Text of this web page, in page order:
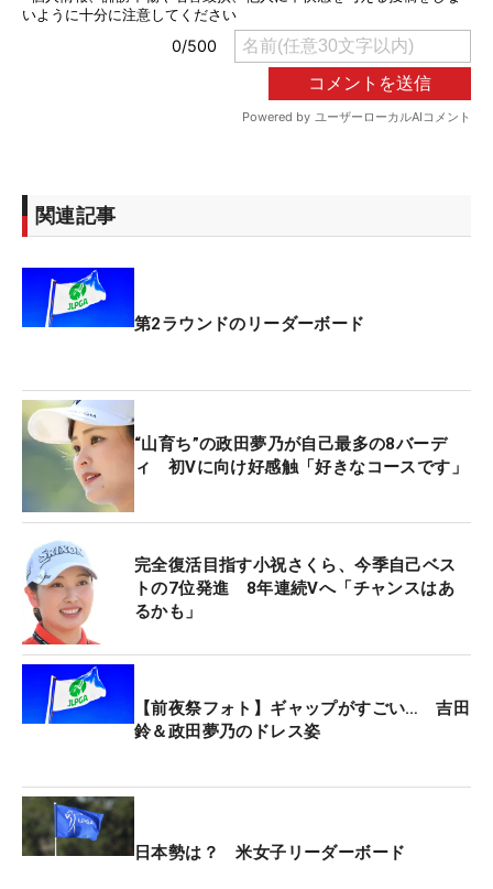
関連記事
第2ラウンドのリーダーボード
“山育ち”の政田夢乃が自己最多の8バーデ
ィ 初Vに向け好感触「好きなコースです」
完全復活目指す小祝さくら、今季自己ベス
トの7位発進 8年連続Vへ「チャンスはあ
るかも」
【前夜祭フォト】ギャップがすごい… 吉田
鈴＆政田夢乃のドレス姿
日本勢は？ 米女子リーダーボード